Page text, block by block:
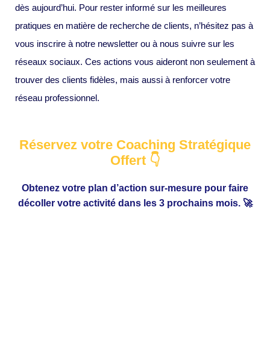
dès aujourd’hui. Pour rester informé sur les meilleures
pratiques en matière de recherche de clients, n’hésitez pas à
vous inscrire à notre newsletter ou à nous suivre sur les
réseaux sociaux. Ces actions vous aideront non seulement à
trouver des clients fidèles, mais aussi à renforcer votre
réseau professionnel.
Réservez votre Coaching Stratégique
Offert 👇
Obtenez votre plan d’action sur-mesure pour faire
décoller votre activité dans les 3 prochains mois. 🚀